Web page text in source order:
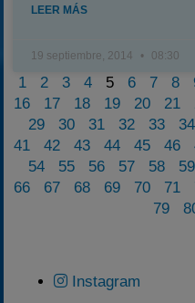
LEER MÁS
19 septiembre, 2014 08:30
1 2 3 4 5 6 7 8
16
17 18 19 20 21
29
30 31 32 33 34
41
42 43 44 45 46
54
55 56 57 58 59
66
67 68 69 70 71
79
Instagram